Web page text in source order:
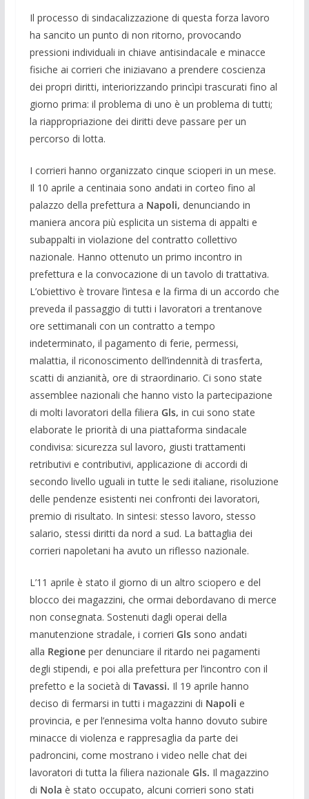
Il processo di sindacalizzazione di questa forza lavoro
ha sancito un punto di non ritorno, provocando
pressioni individuali in chiave antisindacale e minacce
fisiche ai corrieri che iniziavano a prendere coscienza
dei propri diritti, interiorizzando princìpi trascurati fino al
giorno prima: il problema di uno è un problema di tutti;
la riappropriazione dei diritti deve passare per un
percorso di lotta.
I corrieri hanno organizzato cinque scioperi in un mese.
Il 10 aprile a centinaia sono andati in corteo fino al
palazzo della prefettura a Napoli, denunciando in
maniera ancora più esplicita un sistema di appalti e
subappalti in violazione del contratto collettivo
nazionale. Hanno ottenuto un primo incontro in
prefettura e la convocazione di un tavolo di trattativa.
L’obiettivo è trovare l’intesa e la firma di un accordo che
preveda il passaggio di tutti i lavoratori a trentanove
ore settimanali con un contratto a tempo
indeterminato, il pagamento di ferie, permessi,
malattia, il riconoscimento dell’indennità di trasferta,
scatti di anzianità, ore di straordinario. Ci sono state
assemblee nazionali che hanno visto la partecipazione
di molti lavoratori della filiera Gls, in cui sono state
elaborate le priorità di una piattaforma sindacale
condivisa: sicurezza sul lavoro, giusti trattamenti
retributivi e contributivi, applicazione di accordi di
secondo livello uguali in tutte le sedi italiane, risoluzione
delle pendenze esistenti nei confronti dei lavoratori,
premio di risultato. In sintesi: stesso lavoro, stesso
salario, stessi diritti da nord a sud. La battaglia dei
corrieri napoletani ha avuto un riflesso nazionale.
L’11 aprile è stato il giorno di un altro sciopero e del
blocco dei magazzini, che ormai debordavano di merce
non consegnata. Sostenuti dagli operai della
manutenzione stradale, i corrieri Glssono andati
alla Regioneper denunciare il ritardo nei pagamenti
degli stipendi, e poi alla prefettura per l’incontro con il
prefetto e la società di Tavassi. Il 19 aprile hanno
deciso di fermarsi in tutti i magazzini di Napoli e
provincia, e per l’ennesima volta hanno dovuto subire
minacce di violenza e rappresaglia da parte dei
padroncini, come mostrano i video nelle chat dei
lavoratori di tutta la filiera nazionale Gls. Il magazzino
di Nola è stato occupato, alcuni corrieri sono stati